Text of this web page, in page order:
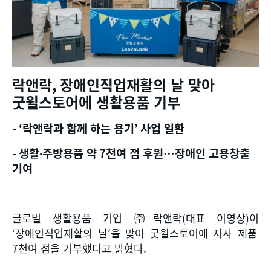
락앤락, 장애인직업재활의 날 맞아
굿윌스토어에 생활용품 기부
- ‘락앤락과 함께 하는 용기’사업 일환
-생활∙주방용품 약7천여 점 후원…장애인 고용창출
기여
글로벌 생활용품 기업 ㈜락앤락(대표 이영상)이
‘장애인직업재활의 날’을 맞아 굿윌스토어에 자사 제품
7천여 점을 기부했다고 밝혔다.